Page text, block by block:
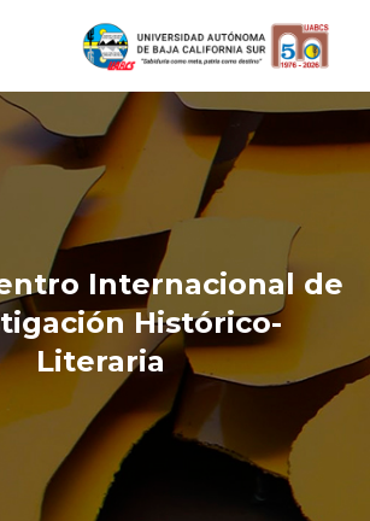
Internacional de
Histórico-
Literaria